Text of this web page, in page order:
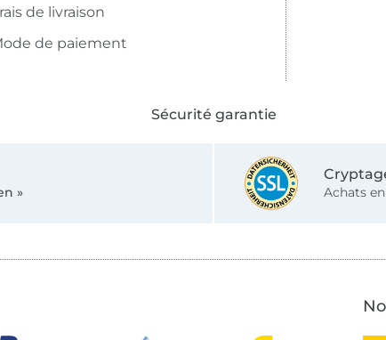
de livraison
de paiement
Sécurité garantie
» Achats